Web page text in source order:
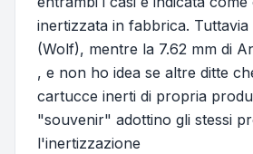
inertizzata in fabbrica. Tuttavia
(Wolf), mentre la 7.62 mm di
, e non ho idea se altre ditte
cartucce inerti di propria
"souvenir" adottino gli stessi
l'inertizzazione